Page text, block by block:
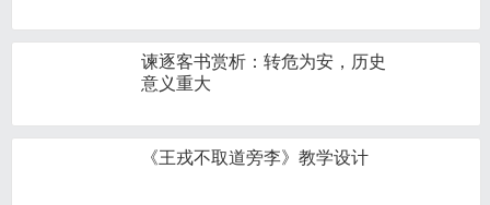
谏逐客书赏析：转危为安，历史
意义重大
《王戎不取道旁李》教学设计